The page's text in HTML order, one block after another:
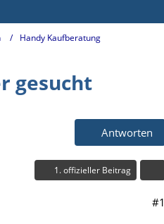
Handy Kaufberatung
gesucht
Antworten
1. offizieller Beitrag
#1